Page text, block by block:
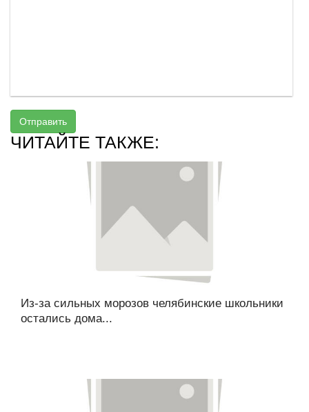
Отправить
ЧИТАЙТЕ ТАКЖЕ:
Из-за сильных морозов челябинские школьники
остались дома...